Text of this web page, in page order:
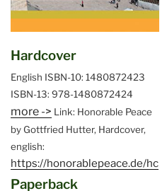
Hardcover
English ISBN-10: 1480872423
ISBN-13: 978-1480872424
more -> Link: Honorable Peace
by Gottfried Hutter, Hardcover,
english:
https://honorablepeace.de/hc
Paperback